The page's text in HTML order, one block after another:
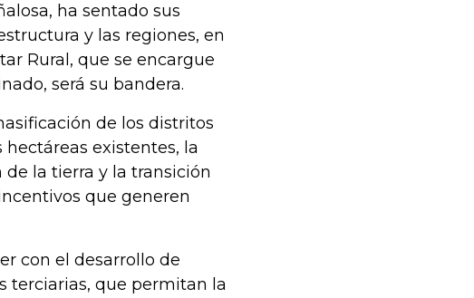
ha sentado sus
y las regiones, en
Rural, que se encargue
será su bandera.
de los distritos
existentes, la
la tierra y la transición
que generen
con el desarrollo de
terciarias, que permitan la